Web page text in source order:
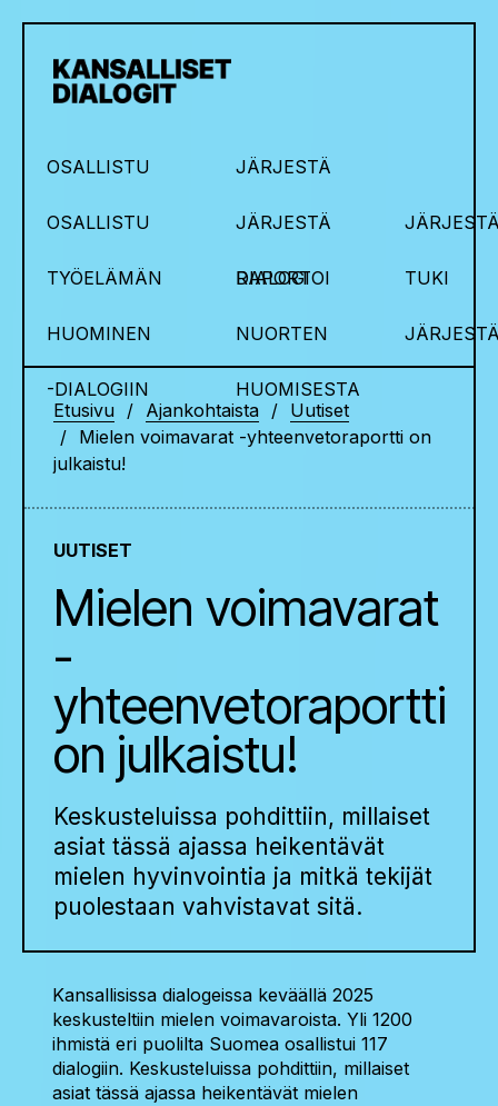
OSALLISTU
OSALLISTU
TYÖELÄMÄN
HUOMINEN
-DIALOGIIN
JÄRJESTÄ
JÄRJESTÄ
DIALOGI
NUORTEN
HUOMISESTA
RAPORTOI TUKI
Etusivu Ajankohtaista
Uutiset
Mielen voimavarat -yhteenvetoraportti on
julkaistu!
UUTISET
Mielen voimavarat
-
yhteenvetoraportti
on julkaistu!
Keskusteluissa pohdittiin, millaiset
asiat tässä ajassa heikentävät
mielen hyvinvointia ja mitkä tekijät
puolestaan vahvistavat sitä.
Kansallisissa dialogeissa keväällä 2025
keskusteltiin mielen voimavaroista. Yli 1200
ihmistä eri puolilta Suomea osallistui 117
dialogiin. Keskusteluissa pohdittiin, millaiset
asiat tässä ajassa heikentävät mielen